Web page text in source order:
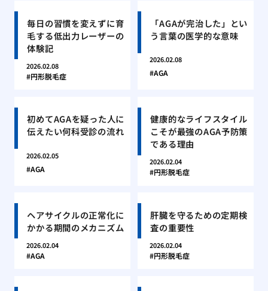
毎日の習慣を変えずに育
毛する低出力レーザーの
体験記
2026.02.08
円形脱毛症
「AGAが完治した」とい
う言葉の医学的な意味
2026.02.08
AGA
初めてAGAを疑った人に
伝えたい何科受診の流れ
2026.02.05
AGA
健康的なライフスタイル
こそが最強のAGA予防策
である理由
2026.02.04
円形脱毛症
ヘアサイクルの正常化に
かかる期間のメカニズム
2026.02.04
AGA
肝臓を守るための定期検
査の重要性
2026.02.04
円形脱毛症